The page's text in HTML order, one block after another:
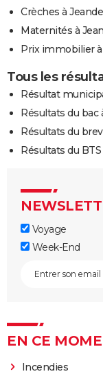
Crèches à
Maternités à
Prix immobilier
Tous les
Résultat
Résultats du bac
Résultats du
Résultats du
Voyage
Week-End
EN CE
Incendies